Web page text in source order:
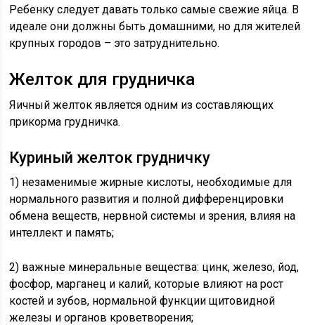
Ребенку следует давать только самые свежие яйца. В
идеале они должны быть домашними, но для жителей
крупных городов – это затруднительно.
Желток для грудничка
Яичный желток является одним из составляющих
прикорма грудничка.
Куриный желток грудничку
1) незаменимые жирные кислоты, необходимые для
нормального развития и полной дифференцировки
обмена веществ, нервной системы и зрения, влияя на
интеллект и память;
2) важные минеральные вещества: цинк, железо, йод,
фосфор, марганец и калий, которые влияют на рост
костей и зубов, нормальной функции щитовидной
железы и органов кроветворения;